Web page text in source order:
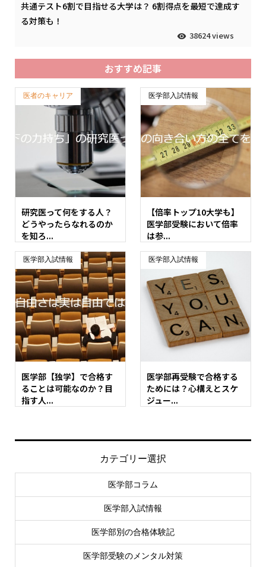
共通テスト6割で目指せる大学は？ 6割得点を最短で達成す
る対策も！
38624 views
おすすめ記事
医者のキャリア
研究医って何をする人？
どうやったらなれるのか
を知ろ...
医学部入試情報
【倍率トップ10大学も】
医学部受験において倍率
は参...
医学部入試情報
医学部【独学】で合格す
ることは可能なのか？目
指す人...
医学部入試情報
医学部再受験で合格する
ためには？心構えとスケ
ジュー...
カテゴリー選択
医学部コラム
医学部入試情報
医学部別の合格体験記
医学部受験のメンタル対策